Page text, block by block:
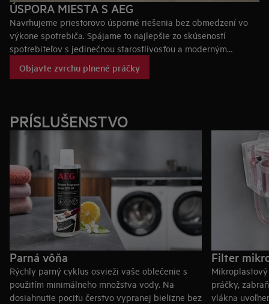
ÚSPORA MIESTA S AEG
Navrhujeme priestorovo úsporné riešenia bez obmedzení vo
výkone spotrebiča. Spájame to najlepšie zo skúseností
spotrebiteľov s jedinečnou starostlivosťou a moderným
vaše oblečenie, a ktorý najlepšie splní vaše očakávania.
Objavte zvrchu plnené práčky
PRÍSLUŠENSTVO
Parná vôňa
Rýchly parný cyklus osvieži vaše oblečenie s
použitím minimálneho množstva vody. Na
dosiahnutie pocitu čerstvo vypranej bielizne bez
Filter
práčky,
vlákna